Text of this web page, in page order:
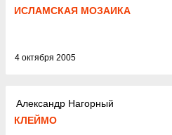
ИСЛАМСКАЯ МОЗАИКА
4 октября 2005
Александр Нагорный
КЛЕЙМО